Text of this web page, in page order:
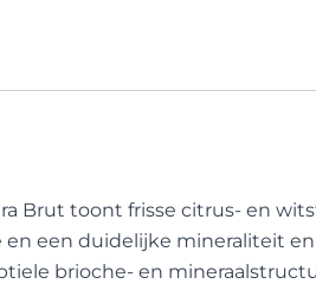
Domaine Allimant-
onder Napoleon.
50% van de productie en
van het Grandcruwijnen
Brut toont frisse citrus- en
een duidelijke mineraliteit
brioche- en